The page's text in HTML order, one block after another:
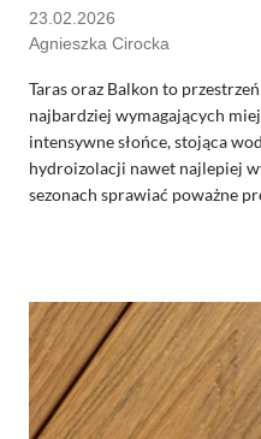
Agnieszka Cirocka
23.02.2026
Taras oraz Balkon to
najbardziej wymagających
intensywne słońce, stojąca
hydroizolacji nawet najlepiej
sezonach sprawiać poważne